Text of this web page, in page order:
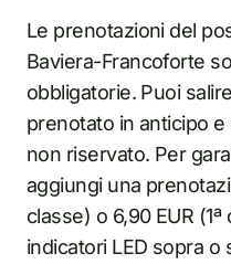
Le prenotazioni del
Baviera-Francoforte
obbligatorie. Puoi
prenotato in anticipo
non riservato. Per
aggiungi una
classe) o 6,90 EUR
indicatori LED sopra